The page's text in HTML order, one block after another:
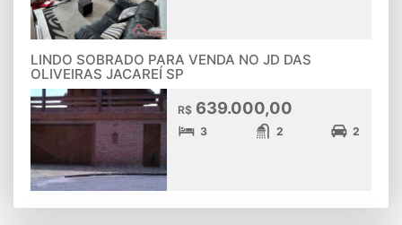
LINDO SOBRADO PARA VENDA NO JD DAS
OLIVEIRAS JACAREÍ SP
R$ 639.000,00
3 2 2